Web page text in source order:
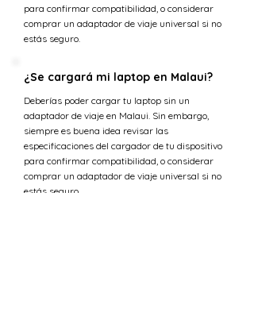
para confirmar compatibilidad, o considerar
comprar un adaptador de viaje universal si no
estás seguro.
¿Se cargará mi laptop en Malaui?
Deberías poder cargar tu laptop sin un
adaptador de viaje en Malaui. Sin embargo,
siempre es buena idea revisar las
especificaciones del cargador de tu dispositivo
para confirmar compatibilidad, o considerar
comprar un adaptador de viaje universal si no
estás seguro.